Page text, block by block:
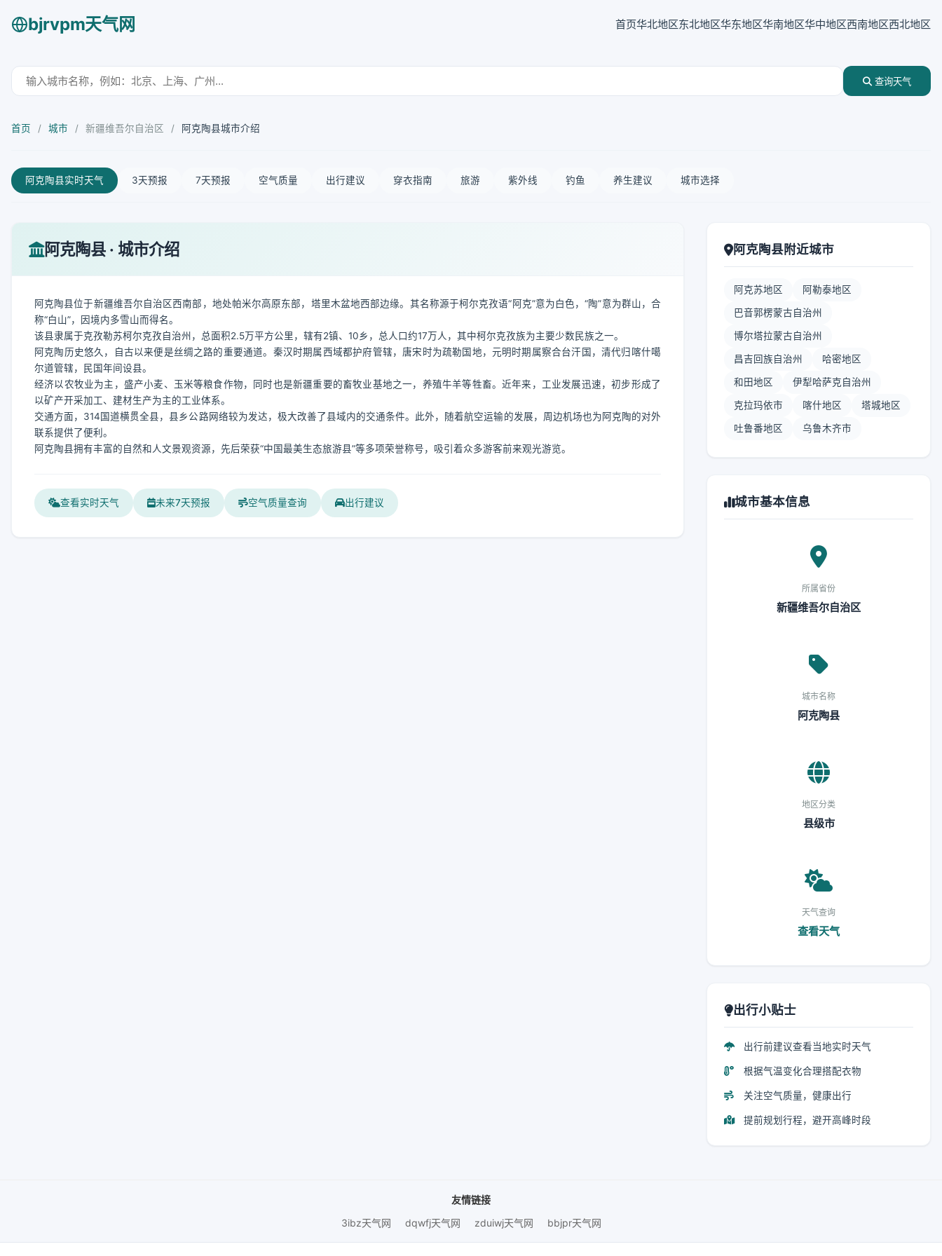
bjrvpm天气网 首页华北地区东北地区华东地区华南地区华中地区西南地区西北地区
查询天气
首页 / 城市 / 新疆维吾尔自治区 / 阿克陶县城市介绍
阿克陶县实时天气 3天预报 7天预报 空气质量 出行建议 穿衣指南 旅游 紫外线 钓鱼 养生建议 城市选择
阿克陶县 · 城市介绍
阿克陶县位于新疆维吾尔自治区西南部，地处帕米尔高原东部，塔里木盆地西部边缘。其名称源于柯尔克孜语“阿克”意为白色，“陶”意为群山，合
称“白山”，因境内多雪山而得名。
该县隶属于克孜勒苏柯尔克孜自治州，总面积2.5万平方公里，辖有2镇、10乡，总人口约17万人，其中柯尔克孜族为主要少数民族之一。
阿克陶历史悠久，自古以来便是丝绸之路的重要通道。秦汉时期属西域都护府管辖，唐宋时为疏勒国地，元明时期属察合台汗国，清代归喀什噶
尔道管辖，民国年间设县。
经济以农牧业为主，盛产小麦、玉米等粮食作物，同时也是新疆重要的畜牧业基地之一，养殖牛羊等牲畜。近年来，工业发展迅速，初步形成了
以矿产开采加工、建材生产为主的工业体系。
交通方面，314国道横贯全县，县乡公路网络较为发达，极大改善了县域内的交通条件。此外，随着航空运输的发展，周边机场也为阿克陶的对外
联系提供了便利。
阿克陶县拥有丰富的自然和人文景观资源，先后荣获“中国最美生态旅游县”等多项荣誉称号，吸引着众多游客前来观光游览。
查看实时天气 未来7天预报 空气质量查询 出行建议
阿克陶县附近城市
阿克苏地区 阿勒泰地区
巴音郭楞蒙古自治州
博尔塔拉蒙古自治州
昌吉回族自治州 哈密地区
和田地区 伊犁哈萨克自治州
克拉玛依市 喀什地区 塔城地区
吐鲁番地区 乌鲁木齐市
城市基本信息
所属省份
新疆维吾尔自治区
城市名称
阿克陶县
地区分类
县级市
天气查询
查看天气
出行小贴士
出行前建议查看当地实时天气
根据气温变化合理搭配衣物
关注空气质量，健康出行
提前规划行程，避开高峰时段
友情链接
3ibz天气网
dqwfj天气网 zduiwj天气网 bbjpr天气网